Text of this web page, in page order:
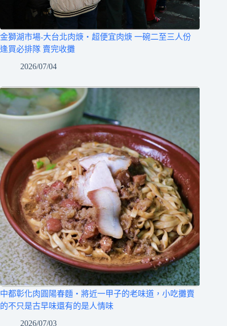
金獅湖市場-大台北肉焿‧超便宜肉焿 一碗二至三人份
逢買必排隊 賣完收攤
2026/07/04
中都彰化肉圓陽春麵‧將近一甲子的老味道，小吃攤賣
的不只是古早味還有的是人情味
2026/07/03